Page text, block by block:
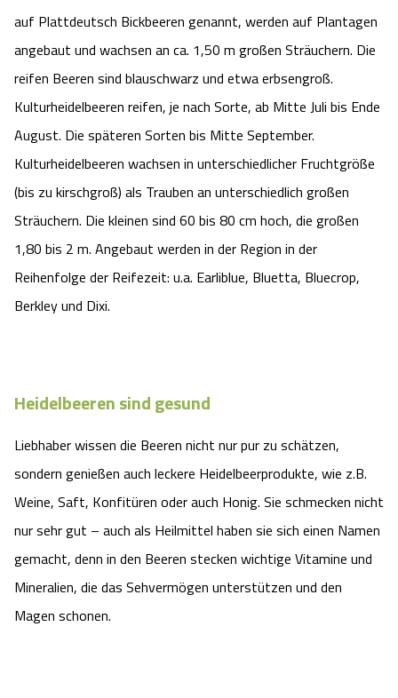
Camping
Urlaub auf dem Bauernhof
Urlaub mit Hund
Last Minute
Anreise
Kataloge
Kontakt
Reiten
Kutschen
Tiere
HeideSpezialitäten
Unterkünfte
Landschaftsführungen
Veranstaltungen
Wildpark Lüneburger Heide
Wildpark Schwarze Berge
Otter Zentrum
Snow World Bispingen
Ralf Schumacher Kart & Bowl
Adventure District Bispingen
Unterkünfte
Ausflugsziele
Veranstaltungen
Shopping Celle
Kulinarisches Celle
Unterkünfte Celle
Veranstaltungen & Führungen Celle
auf Plattdeutsch Bickbeeren genannt, werden auf Plantagen
angebaut und wachsen an ca. 1,50 m großen Sträuchern. Die
reifen Beeren sind blauschwarz und etwa erbsengroß.
Kulturheidelbeeren reifen, je nach Sorte, ab Mitte Juli bis Ende
August. Die späteren Sorten bis Mitte September.
Kulturheidelbeeren wachsen in unterschiedlicher Fruchtgröße
(bis zu kirschgroß) als Trauben an unterschiedlich großen
Sträuchern. Die kleinen sind 60 bis 80 cm hoch, die großen
1,80 bis 2 m. Angebaut werden in der Region in der
Reihenfolge der Reifezeit: u.a. Earliblue, Bluetta, Bluecrop,
Berkley und Dixi.
Heidelbeeren sind gesund
Liebhaber wissen die Beeren nicht nur pur zu schätzen,
sondern genießen auch leckere Heidelbeerprodukte, wie z.B.
Weine, Saft, Konfitüren oder auch Honig. Sie schmecken nicht
nur sehr gut – auch als Heilmittel haben sie sich einen Namen
gemacht, denn in den Beeren stecken wichtige Vitamine und
Mineralien, die das Sehvermögen unterstützen und den
Magen schonen.